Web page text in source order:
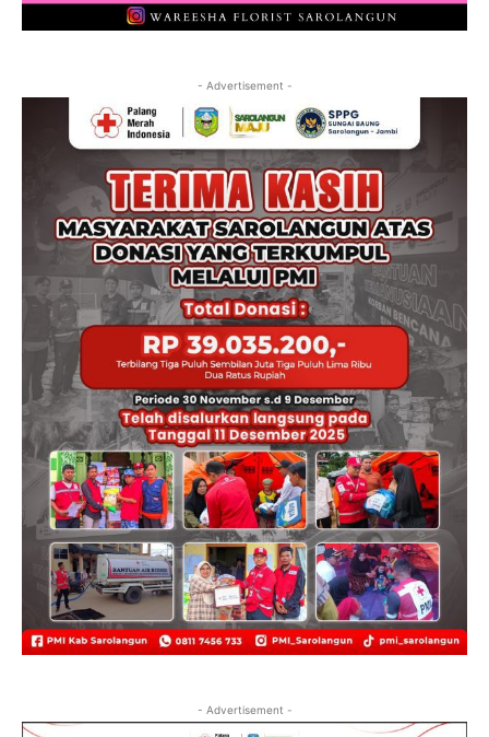
- Advertisement -
- Advertisement -